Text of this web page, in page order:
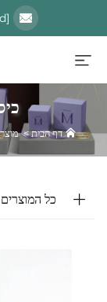
[email protected]
דף הבית>
כל המוצרים